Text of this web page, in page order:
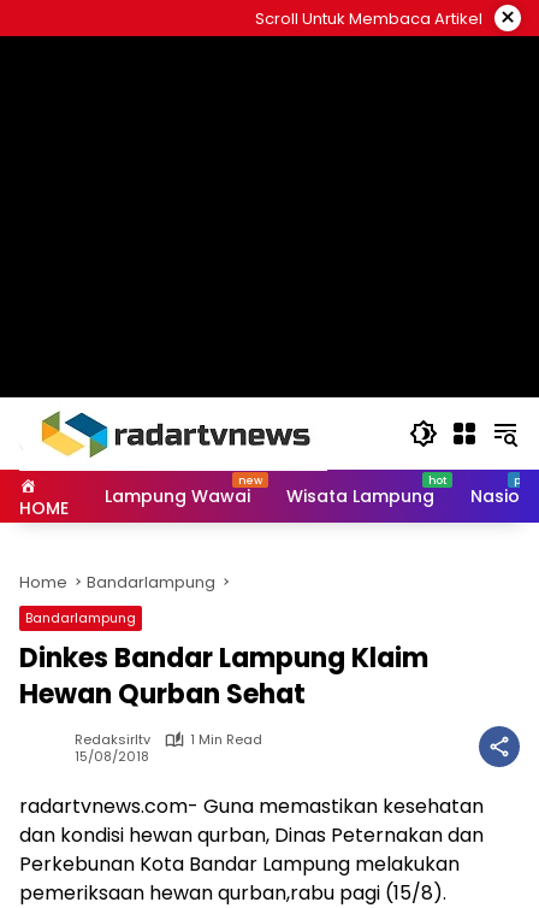
to
Scroll Untuk Membaca Artikel ×
HOME Lampung Wawai Wisata Lampung
Home Bandarlampung
Bandarlampung
Dinkes Bandar Lampung Klaim
Hewan Qurban Sehat
Redaksirltv
1 Min Read
15/08/2018
radartvnews.com- Guna memastikan kesehatan
dan kondisi hewan qurban, Dinas Peternakan dan
Perkebunan Kota Bandar Lampung melakukan
pemeriksaan hewan qurban,rabu pagi (15/8).